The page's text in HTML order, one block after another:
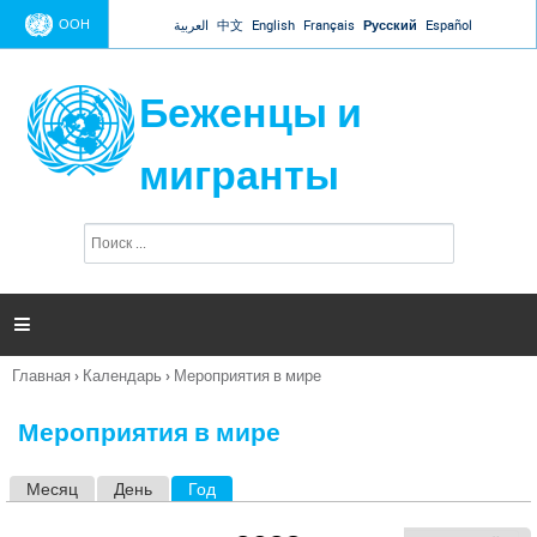
Jump to navigation
ООН العربية 中文 English Français Русский Español
Беженцы и
мигранты
п
и

Вы
Главная › Календарь › Мероприятия в мире
Мероприятия в мире
Месяц День Год